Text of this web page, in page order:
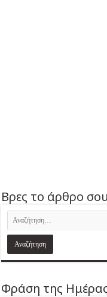
Βρες το άρθρο σου
Φράση της